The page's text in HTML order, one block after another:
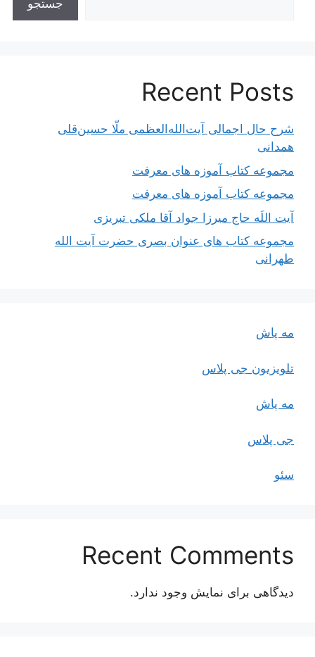
جستجو
Recent Posts
شرح حال اجمالی آیت‌الله‌العظمی ملّا حسین‌قلی
همدانی
مجموعه کتاب آموزه های معرفت
مجموعه کتاب آموزه های معرفت
آیت اللَه حاج میرزا جواد آقا ملکی تبریزی
مجموعه کتاب های عنوان بصری حضرت آیت الله
طهرانی
مه پاش
تلویزیون جی پلاس
مه پاش
جی پلاس
سئو
Recent Comments
دیدگاهی برای نمایش وجود ندارد.